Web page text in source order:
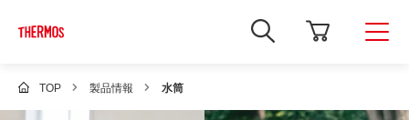
新
し
ド
TOP 製品情報 水筒